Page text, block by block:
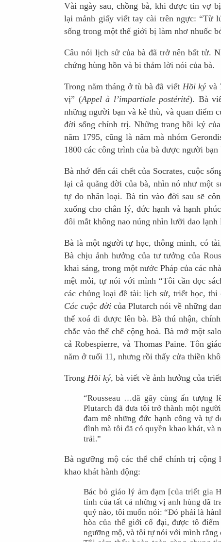
Vài ngày sau, chồng bà, khi được tin vợ
lại mảnh giấy viết tay cài trên ngực: “Từ
sống trong một thế giới bị làm nhơ nhuốc
Câu nói lịch sử của bà đã trở nên bất tử.
chứng hùng hồn và bi thảm lời nói của bà.
Trong năm tháng ở tù bà đã viết Hồi ký và
vị” (Appel à l’impartiale postérité). Bà
những người bạn và kẻ thù, và quan điểm
đời sống chính trị. Những trang hồi ký
năm 1795, cũng là năm mà nhóm
1800 các công trình của bà được người
Bà nhớ đến cái chết của Socrates, cuộc
lại cả quãng đời của bà, nhìn nó như một
tự do nhân loại. Bà tin vào đời sau sẽ
xuống cho chân lý, đức hạnh và hạnh
đôi mắt không nao núng nhìn lưỡi dao
Bà là một người tự học, thông minh, có
Bà chịu ảnh hưởng của tư tưởng của
khai sáng, trong một nước Pháp của các
mệt mỏi, tự nói với mình “Tôi cần đọc
các chủng loại đề tài: lịch sử, triết học,
Các cuộc đời của Plutarch nói về những
thể xoá đi được lên bà. Bà thú nhận,
chắc vào thể chế cộng hoà. Bà mở một
cả Robespierre, và Thomas Paine. Tôn
năm ở tuổi 11, nhưng rồi thấy cửa thiền
Trong Hồi ký, bà viết về ảnh hưởng của
“Rousseau …đã gây cùng ấn
Plutarch đã đưa tôi trở thành một
đam mê những đức hạnh công và tự
đình mà tôi đã có quyền khao khát, và
trải.”
Bà ngưỡng mộ các thể chế chính trị
khao khát hành động:
Bác bỏ giáo lý ảm đạm [của triết gia
tính của tất cả những vị anh hùng đã
quý nào, tôi muốn nói: “Đó phải là
hòa của thế giới cổ đại, được tô
ngưỡng mộ, và tôi tự nói với mình rằng